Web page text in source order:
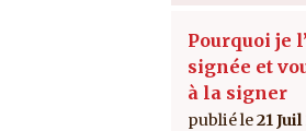
Pourquoi je
signée et
à la signer
21